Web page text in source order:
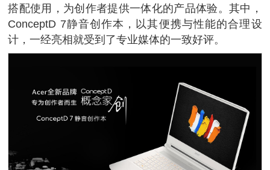
搭配使用，为创作者提供一体化的产品体验。其中，
ConceptD 7静音创作本，以其便携与性能的合理设
计，一经亮相就受到了专业媒体的一致好评。